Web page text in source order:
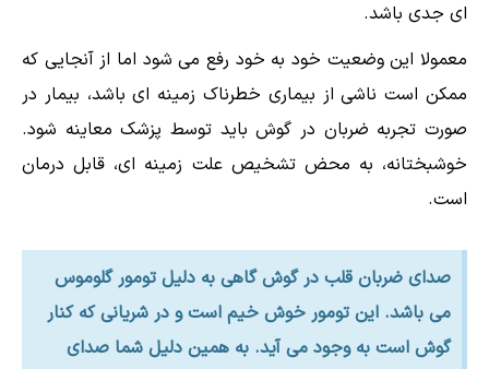
ای جدی باشد.
معمولا این وضعیت خود به خود رفع می شود اما از آنجایی که
ممکن است ناشی از بیماری خطرناک زمینه ای باشد، بیمار در
صورت تجربه ضربان در گوش باید توسط پزشک معاینه شود.
خوشبختانه، به محض تشخیص علت زمینه ای، قابل درمان
است.
صدای ضربان قلب در گوش گاهی به دلیل تومور گلوموس
می باشد. این تومور خوش خیم است و در شریانی که کنار
گوش است به وجود می آید. به همین دلیل شما صدای